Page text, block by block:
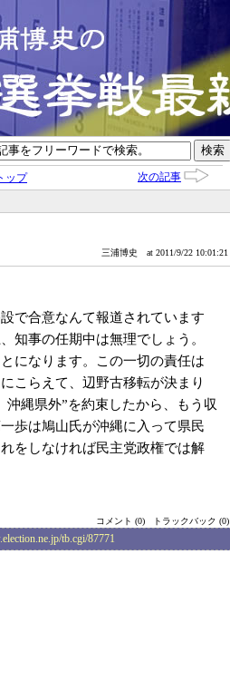
ップ
次の記事
三浦博史 at 2011/9/22 10:01:21
で合意なんて報道されています
知事の任期中は無理でしょう。
になります。この一切の責任は
こらえて、辺野古移転が決まり
縄県外”を約束したから、もう収
歩は鳩山氏が沖縄に入って県民
をしなければ民主党政権では解
コメント (0) トラックバック (0)
tb.cgi/87771